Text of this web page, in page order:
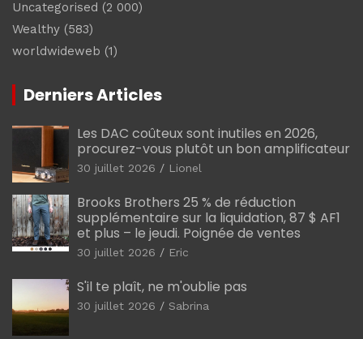
Uncategorised (2 000)
Wealthy (583)
worldwideweb (1)
Derniers Articles
Les DAC coûteux sont inutiles en 2026,
procurez-vous plutôt un bon amplificateur
30 juillet 2026 Lionel
Brooks Brothers 25 % de réduction
supplémentaire sur la liquidation, 87 $ AF1
et plus – le jeudi. Poignée de ventes
30 juillet 2026 Eric
S'il te plaît, ne m'oublie pas
30 juillet 2026 Sabrina